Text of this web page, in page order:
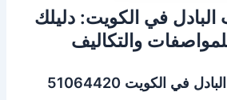
في الكويت: دليلك
والتكاليف
في الكويت 51064420